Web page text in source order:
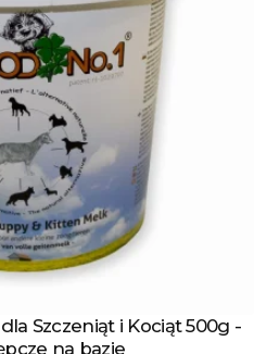
Szczeniąt i Kociąt 500g -
na bazie